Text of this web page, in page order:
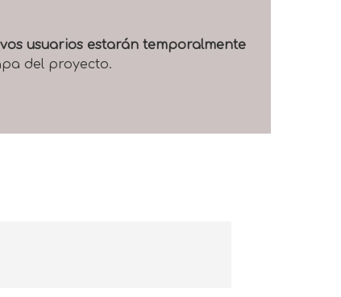
usuarios estarán temporalmente
del proyecto.